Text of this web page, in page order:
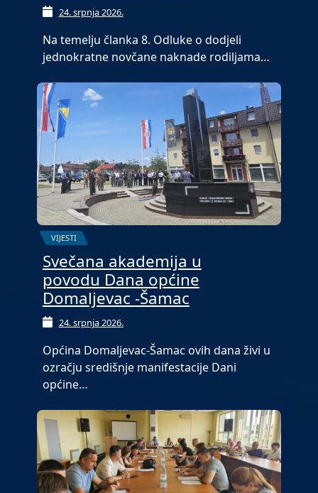
24. srpnja 2026.
Na temelju članka 8. Odluke o dodjeli
jednokratne novčane naknade rodiljama…
VIJESTI
Svečana akademija u
povodu Dana općine
Domaljevac -Šamac
24. srpnja 2026.
Općina Domaljevac-Šamac ovih dana živi u
ozračju središnje manifestacije Dani
općine…